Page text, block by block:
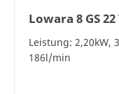
Lowara 8 GS
Leistung: 2,20kW,
186l/min